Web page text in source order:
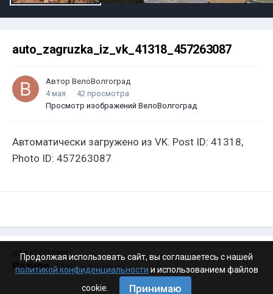
auto_zagruzka_iz_vk_41318_457263087
Автор ВелоВолгоград
4 мая
42 просмотра
Просмотр изображений ВелоВолгоград
Автоматически загружено из VK. Post ID: 41318,
Photo ID: 457263087
ИЗ КАТЕГОРИИ:
Разное · 4 199 изображений
Продолжая использовать сайт, вы соглашаетесь с нашей
политикой конфиденциальности и использованием файлов
cookie.
Принимаю